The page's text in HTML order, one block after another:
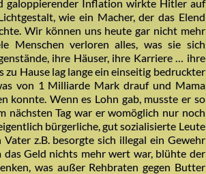
galoppierender Inflation wirkte Hitler auf
wie ein Macher, der das Elend
Wir können uns heute gar nicht mehr
Menschen verloren alles, was sie sich
ihre Häuser, ihre Karriere … ihre
Hause lag lange ein einseitig bedruckter
von 1 Milliarde Mark drauf und Mama
konnte. Wenn es Lohn gab, musste er so
nächsten Tag war er womöglich nur noch
bürgerliche, gut sozialisierte Leute
z.B. besorgte sich illegal ein Gewehr
Geld nichts mehr wert war, blühte der
was außer Rehbraten gegen Butter